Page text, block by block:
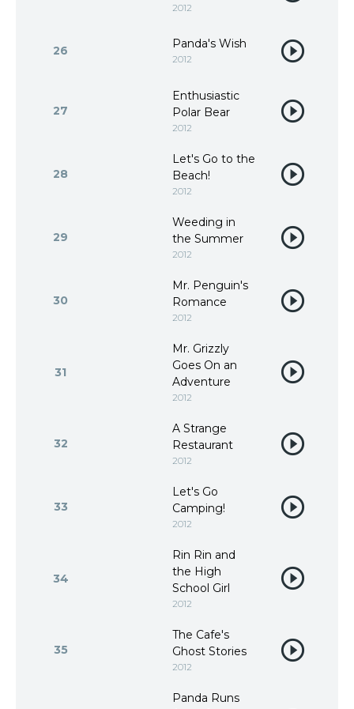
2012
26 Panda's Wish
2012
27
Enthusiastic
Polar Bear
2012
28
Let's Go to the
Beach!
2012
29
Weeding in
the Summer
2012
30
Mr. Penguin's
Romance
2012
31
Mr. Grizzly
Goes On an
Adventure
2012
32
A Strange
Restaurant
2012
33
Let's Go
Camping!
2012
34
Rin Rin and
the High
School Girl
2012
35
The Cafe's
Ghost Stories
2012
Panda Runs